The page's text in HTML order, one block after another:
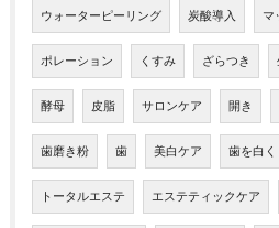
ウォーターピーリング 炭酸導入 マ
ポレーション くすみ ざらつき
酵母 皮脂 サロンケア 開き
歯磨き粉 歯 美白ケア 歯を白く
トータルエステ エステティックケア